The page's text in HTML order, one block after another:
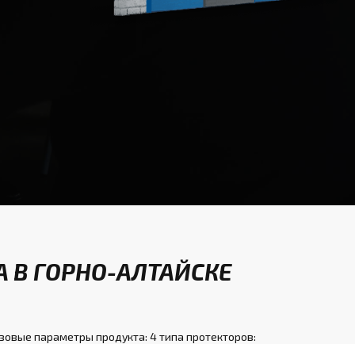
ГОРНО-АЛТАЙСКЕ
параметры продукта: 4 типа протекторов: